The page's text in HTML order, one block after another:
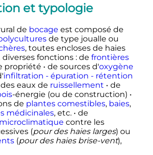
et typologie
de bocage est composé de
de type joualle ou
, toutes encloses de haies
fonctions : de frontières
propriété • de sources d'oxygène
infiltration - épuration - rétention
des eaux de ruissellement • de
-énergie (ou de construction) •
de plantes comestibles, baies,
médicinales, etc. • de
microclimatique contre les
(pour des haies larges) ou
(pour des haies brise-vent),